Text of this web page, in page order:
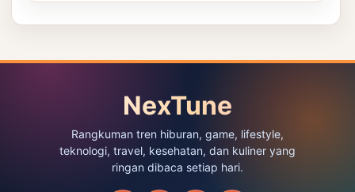
NexTune
Rangkuman tren hiburan, game, lifestyle,
teknologi, travel, kesehatan, dan kuliner yang
ringan dibaca setiap hari.